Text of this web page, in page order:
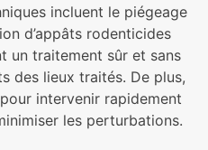
incluent le piégeage
d’appâts rodenticides
un traitement sûr et sans
des lieux traités. De plus,
intervenir rapidement
les perturbations.